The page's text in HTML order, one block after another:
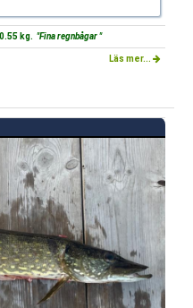
kg. "Fina regnbågar "
Läs mer...